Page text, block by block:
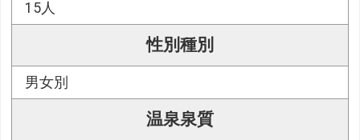
15人
性別種別
男女別
温泉泉質